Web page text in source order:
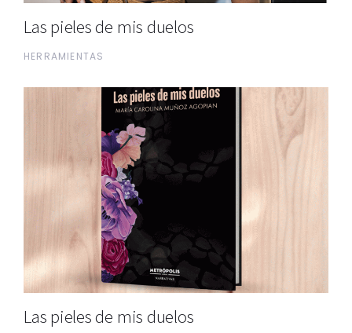
Las pieles de mis duelos
HERRAMIENTAS
Las pieles de mis duelos